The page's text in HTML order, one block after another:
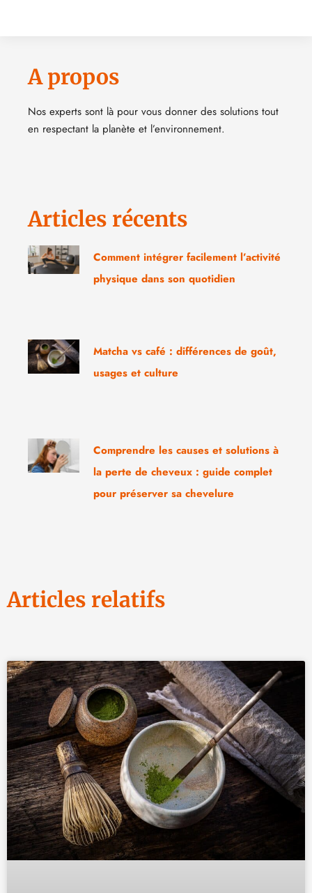
A propos
Nos experts sont là pour vous donner des solutions tout
en respectant la planète et l’environnement.
Articles récents
Comment intégrer facilement l’activité
physique dans son quotidien
Matcha vs café : différences de goût,
usages et culture
Comprendre les causes et solutions à
la perte de cheveux : guide complet
pour préserver sa chevelure
Articles relatifs